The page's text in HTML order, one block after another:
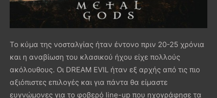
Το κύμα της νοσταλγίας ήταν έντονο πριν 20-25 χρόνια
και η αναβίωση του κλασικού ήχου είχε πολλούς
ακόλουθους. Οι DREAM EVIL ήταν εξ αρχής από τις πιο
αξιόπιστες επιλογές και για πάντα θα είμαστε
ευγνώμονες για το φοβερό line-up που ηχογράφησε τα